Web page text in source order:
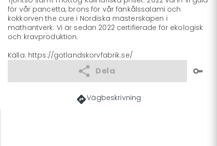
för vår pancetta, brons för vår fänkålssalami och
kokkorven the cure i Nordiska mästerskapen i
mathantverk. Vi är sedan 2022 certifierade för ekologisk
och kravproduktion.
Källa: https://gotlandskorvfabrik.se/
Dela
Vägbeskrivning